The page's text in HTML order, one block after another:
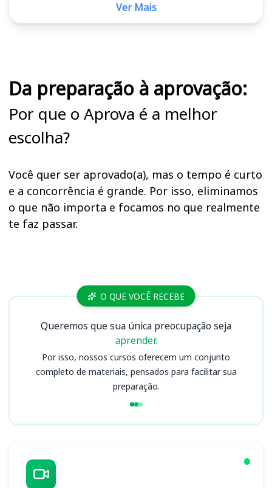
Ver Mais
Da preparação à aprovação:
Por que o Aprova é a melhor
escolha?
Você quer ser aprovado(a), mas o tempo é curto
e a concorrência é grande. Por isso, eliminamos
o que não importa e focamos no que realmente
te faz passar.
Cursos MP MGO QUE VOCÊ RECEBE
Queremos que sua única preocupação seja
aprender.
Por isso, nossos cursos oferecem um conjunto
completo de materiais, pensados para facilitar sua
preparação.